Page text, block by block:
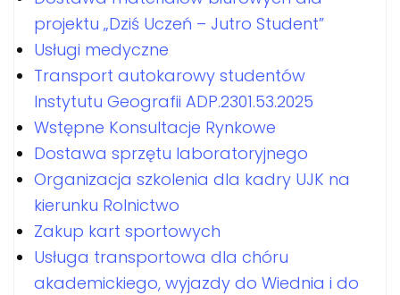
projektu „Dziś Uczeń – Jutro Student”
Usługi medyczne
Transport autokarowy studentów
Instytutu Geografii ADP.2301.53.2025
Wstępne Konsultacje Rynkowe
Dostawa sprzętu laboratoryjnego
Organizacja szkolenia dla kadry UJK na
kierunku Rolnictwo
Zakup kart sportowych
Usługa transportowa dla chóru
akademickiego, wyjazdy do Wiednia i do